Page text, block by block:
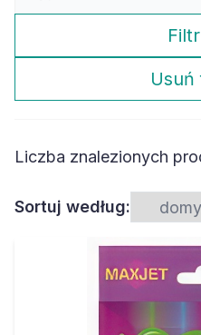
Liczba znalezionych
Sortuj według: